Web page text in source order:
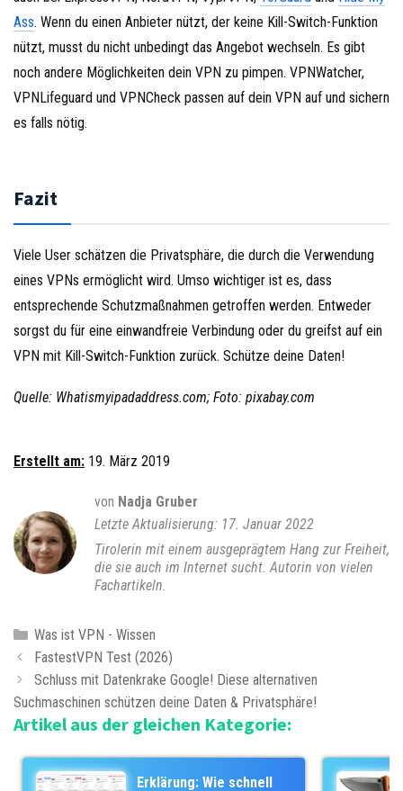
Ass. Wenn du einen Anbieter nützt, der keine Kill-Switch-Funktion
nützt, musst du nicht unbedingt das Angebot wechseln. Es gibt
noch andere Möglichkeiten dein VPN zu pimpen. VPNWatcher,
VPNLifeguard und VPNCheck passen auf dein VPN auf und sichern
es falls nötig.
Fazit
Viele User schätzen die Privatsphäre, die durch die Verwendung
eines VPNs ermöglicht wird. Umso wichtiger ist es, dass
entsprechende Schutzmaßnahmen getroffen werden. Entweder
sorgst du für eine einwandfreie Verbindung oder du greifst auf ein
VPN mit Kill-Switch-Funktion zurück. Schütze deine Daten!
Quelle: Whatismyipadaddress.com; Foto: pixabay.com
Erstellt am: 19. März 2019
von Nadja Gruber
17. Januar 2022
Tirolerin mit einem ausgeprägtem Hang zur Freiheit,
die sie auch im Internet sucht. Autorin von vielen
Fachartikeln.
K
a
t
e
g
r
Was ist VPN - Wissen
B
e
i
t
FastestVPN Test (2026)
Schluss mit Datenkrake Google! Diese alternativen
Suchmaschinen schützen deine Daten & Privatsphäre!
Artikel aus der gleichen Kategorie:
Erklärung: Wie schnell